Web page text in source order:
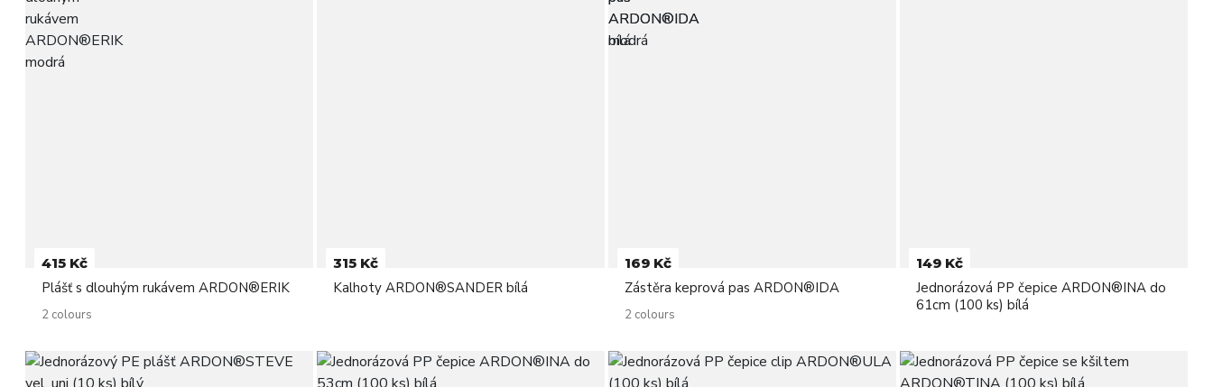
415 Kč
Plášť s dlouhým rukávem ARDON®ERIK
2 colours
315 Kč
Kalhoty ARDON®SANDER bílá
169 Kč
Zástěra keprová pas ARDON®IDA
2 colours
149 Kč
Jednorázová PP čepice ARDON®INA do
61cm (100 ks) bílá